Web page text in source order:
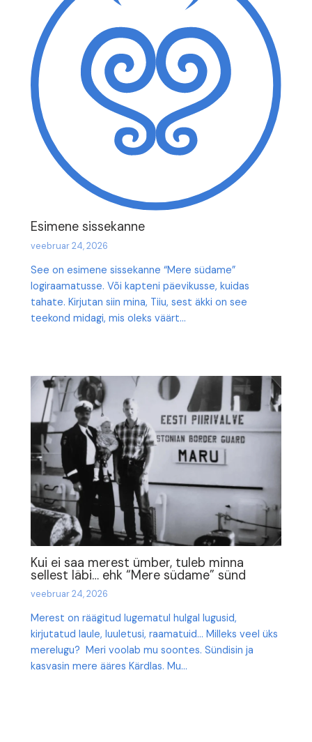
Esimene sissekanne
veebruar 24, 2026
See on esimene sissekanne “Mere südame”
logiraamatusse. Või kapteni päevikusse, kuidas
tahate. Kirjutan siin mina, Tiiu, sest äkki on see
teekond midagi, mis oleks väärt…
Kui ei saa merest ümber, tuleb minna
sellest läbi… ehk “Mere südame” sünd
veebruar 24, 2026
Merest on räägitud lugematul hulgal lugusid,
kirjutatud laule, luuletusi, raamatuid… Milleks veel üks
merelugu? Meri voolab mu soontes. Sündisin ja
kasvasin mere ääres Kärdlas. Mu…